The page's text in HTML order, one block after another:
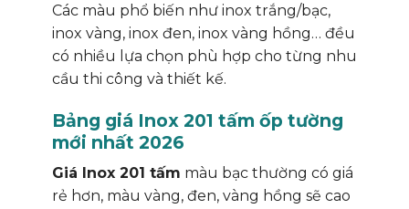
Các màu phổ biến như inox trắng/bạc,
inox vàng, inox đen, inox vàng hồng… đều
có nhiều lựa chọn phù hợp cho từng nhu
cầu thi công và thiết kế.
Bảng giá Inox 201 tấm ốp tường
mới nhất 2026
Giá Inox 201 tấm màu bạc thường có giá
rẻ hơn, màu vàng, đen, vàng hồng sẽ cao